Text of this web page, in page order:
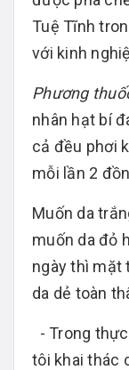
Tuệ Tĩnh
với kinh
Phương
nhân hạt bí
cả đều phơi
mỗi lần 2
Muốn da
muốn da đỏ
ngày thì mặt
da dẻ toàn
- Trong
tôi khai thác